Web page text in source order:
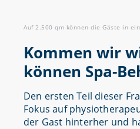
Auf 2.500 qm können die Gäste in
Kommen wir
können Spa-
Den ersten Teil dieser
Fokus auf
der Gast hinterher und